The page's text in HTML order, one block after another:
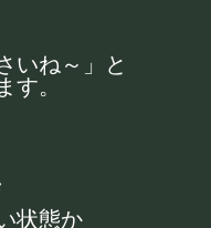
いね～」と
す。
状態か